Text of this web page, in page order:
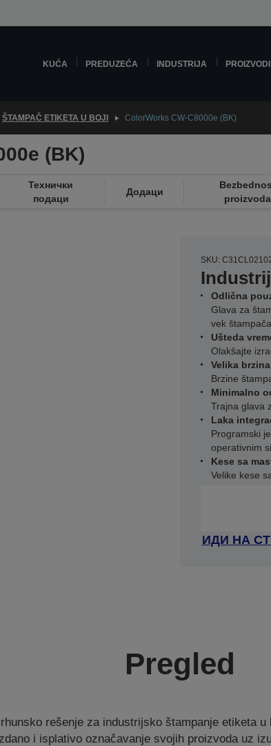
KUĆA PREDUZEĆA INDUSTRIJA PROIZVODI
ŠTAMPAČ ETIKETA U BOJI ColorWorks CW-C8000e (BK)
(BK)
Технички
подаци
Додаци
proizvoda
SKU:
Odlična
Glava za
vek štampača
Ušteda
Olakšajte
Velika
Brzine
Minimalno
Trajna glava
Laka
Programski
operativnim
Kese sa
Velike kese
ИДИ НА
Pregled
rešenje za industrijsko štampanje etiketa
i isplativo označavanje svojih proizvoda uz